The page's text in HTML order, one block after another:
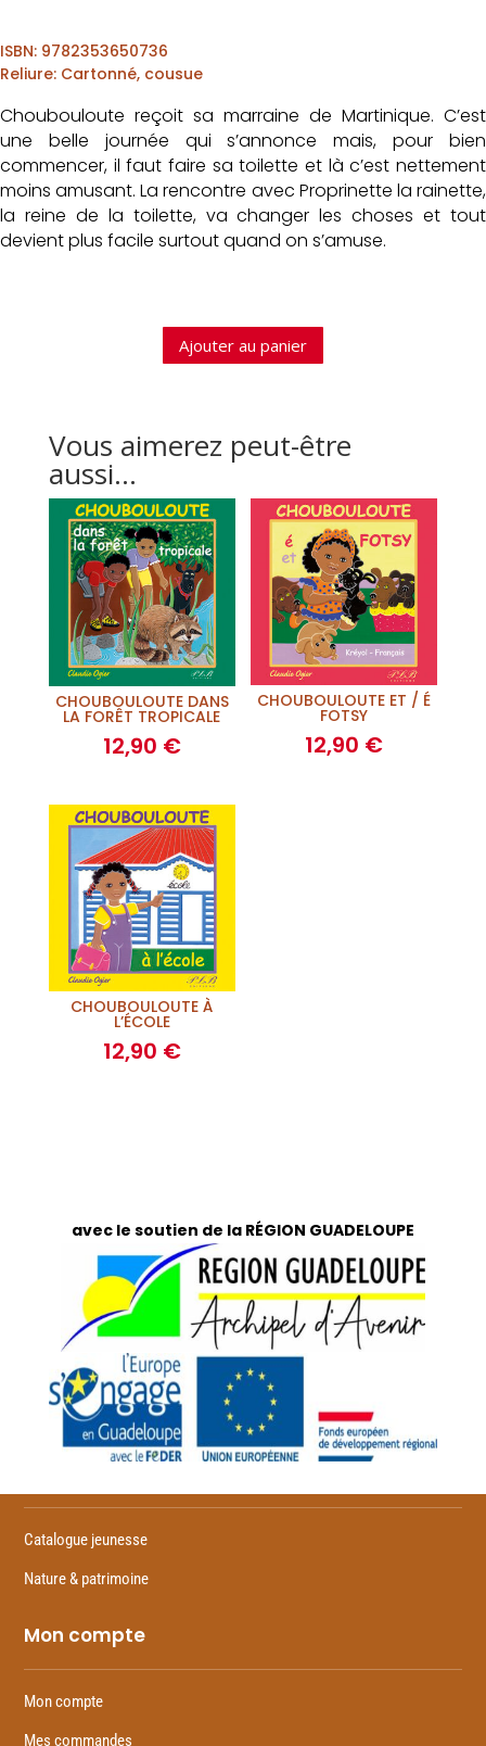
ISBN: 9782353650736
Reliure: Cartonné, cousue
Choubouloute reçoit sa marraine de Martinique. C’est
une belle journée qui s’annonce mais, pour bien
commencer, il faut faire sa toilette et là c’est nettement
moins amusant. La rencontre avec Proprinette la rainette,
la reine de la toilette, va changer les choses et tout
devient plus facile surtout quand on s’amuse.
Ajouter au panier
Vous aimerez peut-être
aussi…
CHOUBOULOUTE DANS
LA FORÊT TROPICALE
12,90 €
CHOUBOULOUTE ET / É
FOTSY
12,90 €
CHOUBOULOUTE À
L’ÉCOLE
12,90 €
avec le soutien de la RÉGION GUADELOUPE
Catalogue jeunesse
Nature & patrimoine
Mon compte
Mon compte
Mes commandes